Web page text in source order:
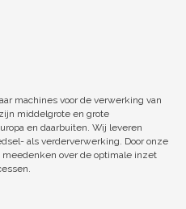
machines voor de verwerking van
middelgrote en grote
en daarbuiten. Wij leveren
als verderverwerking. Door onze
over de optimale inzet